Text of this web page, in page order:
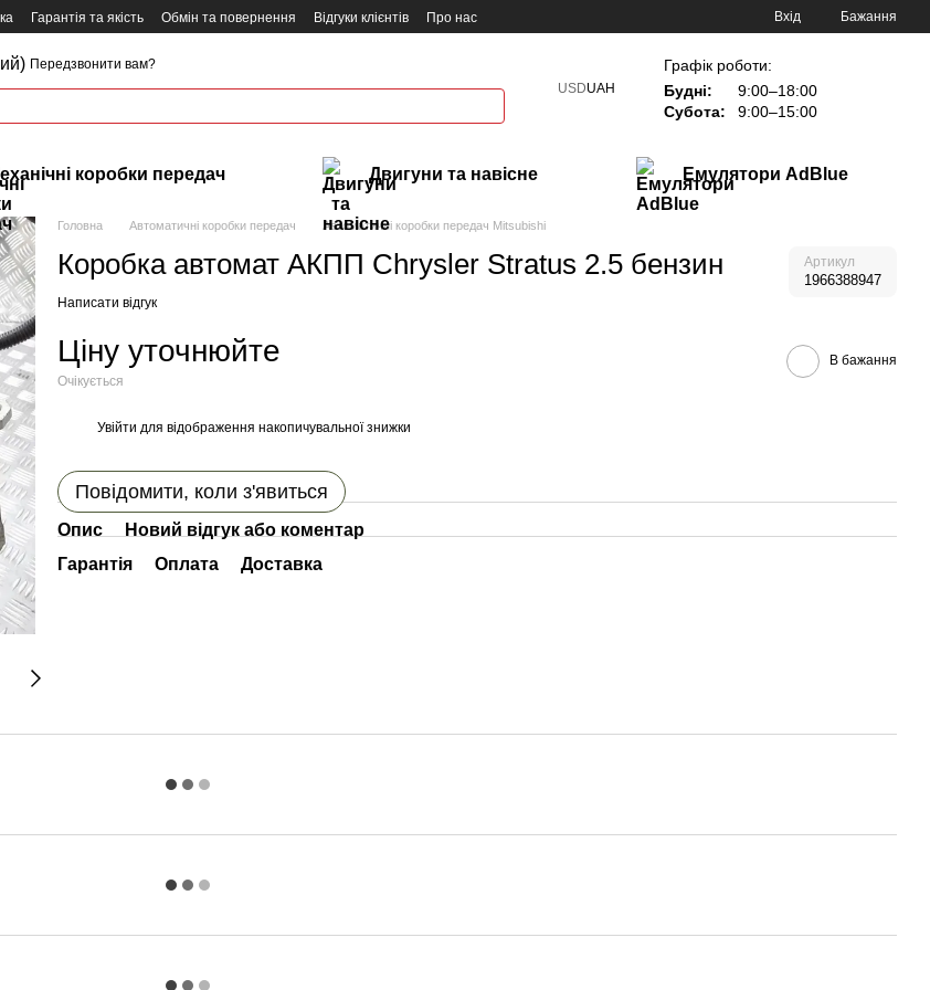
Гарантія та якість Обмін та повернення Відгуки клієнтів Про нас Вхід Бажання
Передзвонити вам?
USDUAH
Графік роботи:
Будні:
9:00–18:00
Субота:
9:00–15:00
коробки передач Двигуни та навісне Емулятори AdBlue
Головна Автоматичні коробки передач Автоматичні коробки передач Mitsubishi
Коробка автомат АКПП Chrysler Stratus 2.5 бензин Артикул
1966388947
Написати відгук
Ціну уточнюйте
Очікується
В бажання
Увійти для відображення накопичувальної знижки
Повідомити, коли з'явиться
Опис
Новий відгук або коментар
Гарантія
Оплата Доставка